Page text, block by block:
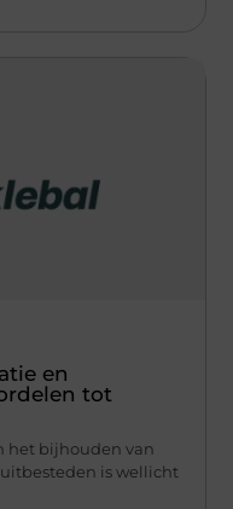
en
tot
het bijhouden van
is wellicht